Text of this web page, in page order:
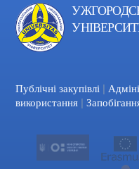
Публічні закупівлі |
використання |